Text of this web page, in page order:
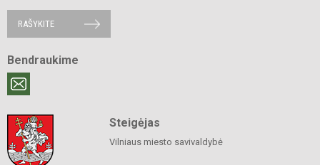
RAŠYKITE
Bendraukime
Steigėjas
Vilniaus miesto savivaldybė